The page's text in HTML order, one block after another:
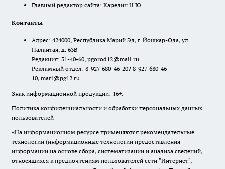
Главный редактор сайта: Карелин Н.Ю.
Контакты
Адрес: 424000, Республика Марий Эл, г. Йошкар-Ола, ул.
Палантая, д. 63В
Редакция: 31-40-60, pgorod12@mail.ru
Рекламный отдел: 8-927-680-46-20? 8-927-680-46-
10, mari@pg12.ru
Знак информационной продукции: 16+.
Политика конфиденциальности и обработки персональных данных
пользователей
«На информационном ресурсе применяются рекомендательные
технологии (информационные технологии предоставления
информации на основе сбора, систематизации и анализа сведений,
относящихся к предпочтениям пользователей сети "Интернет",